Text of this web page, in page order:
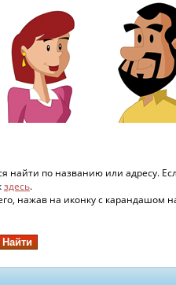
найти по названию или адресу.
здесь.
нажав на иконку с карандашом